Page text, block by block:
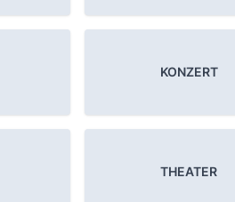
KONZERT
THEATER